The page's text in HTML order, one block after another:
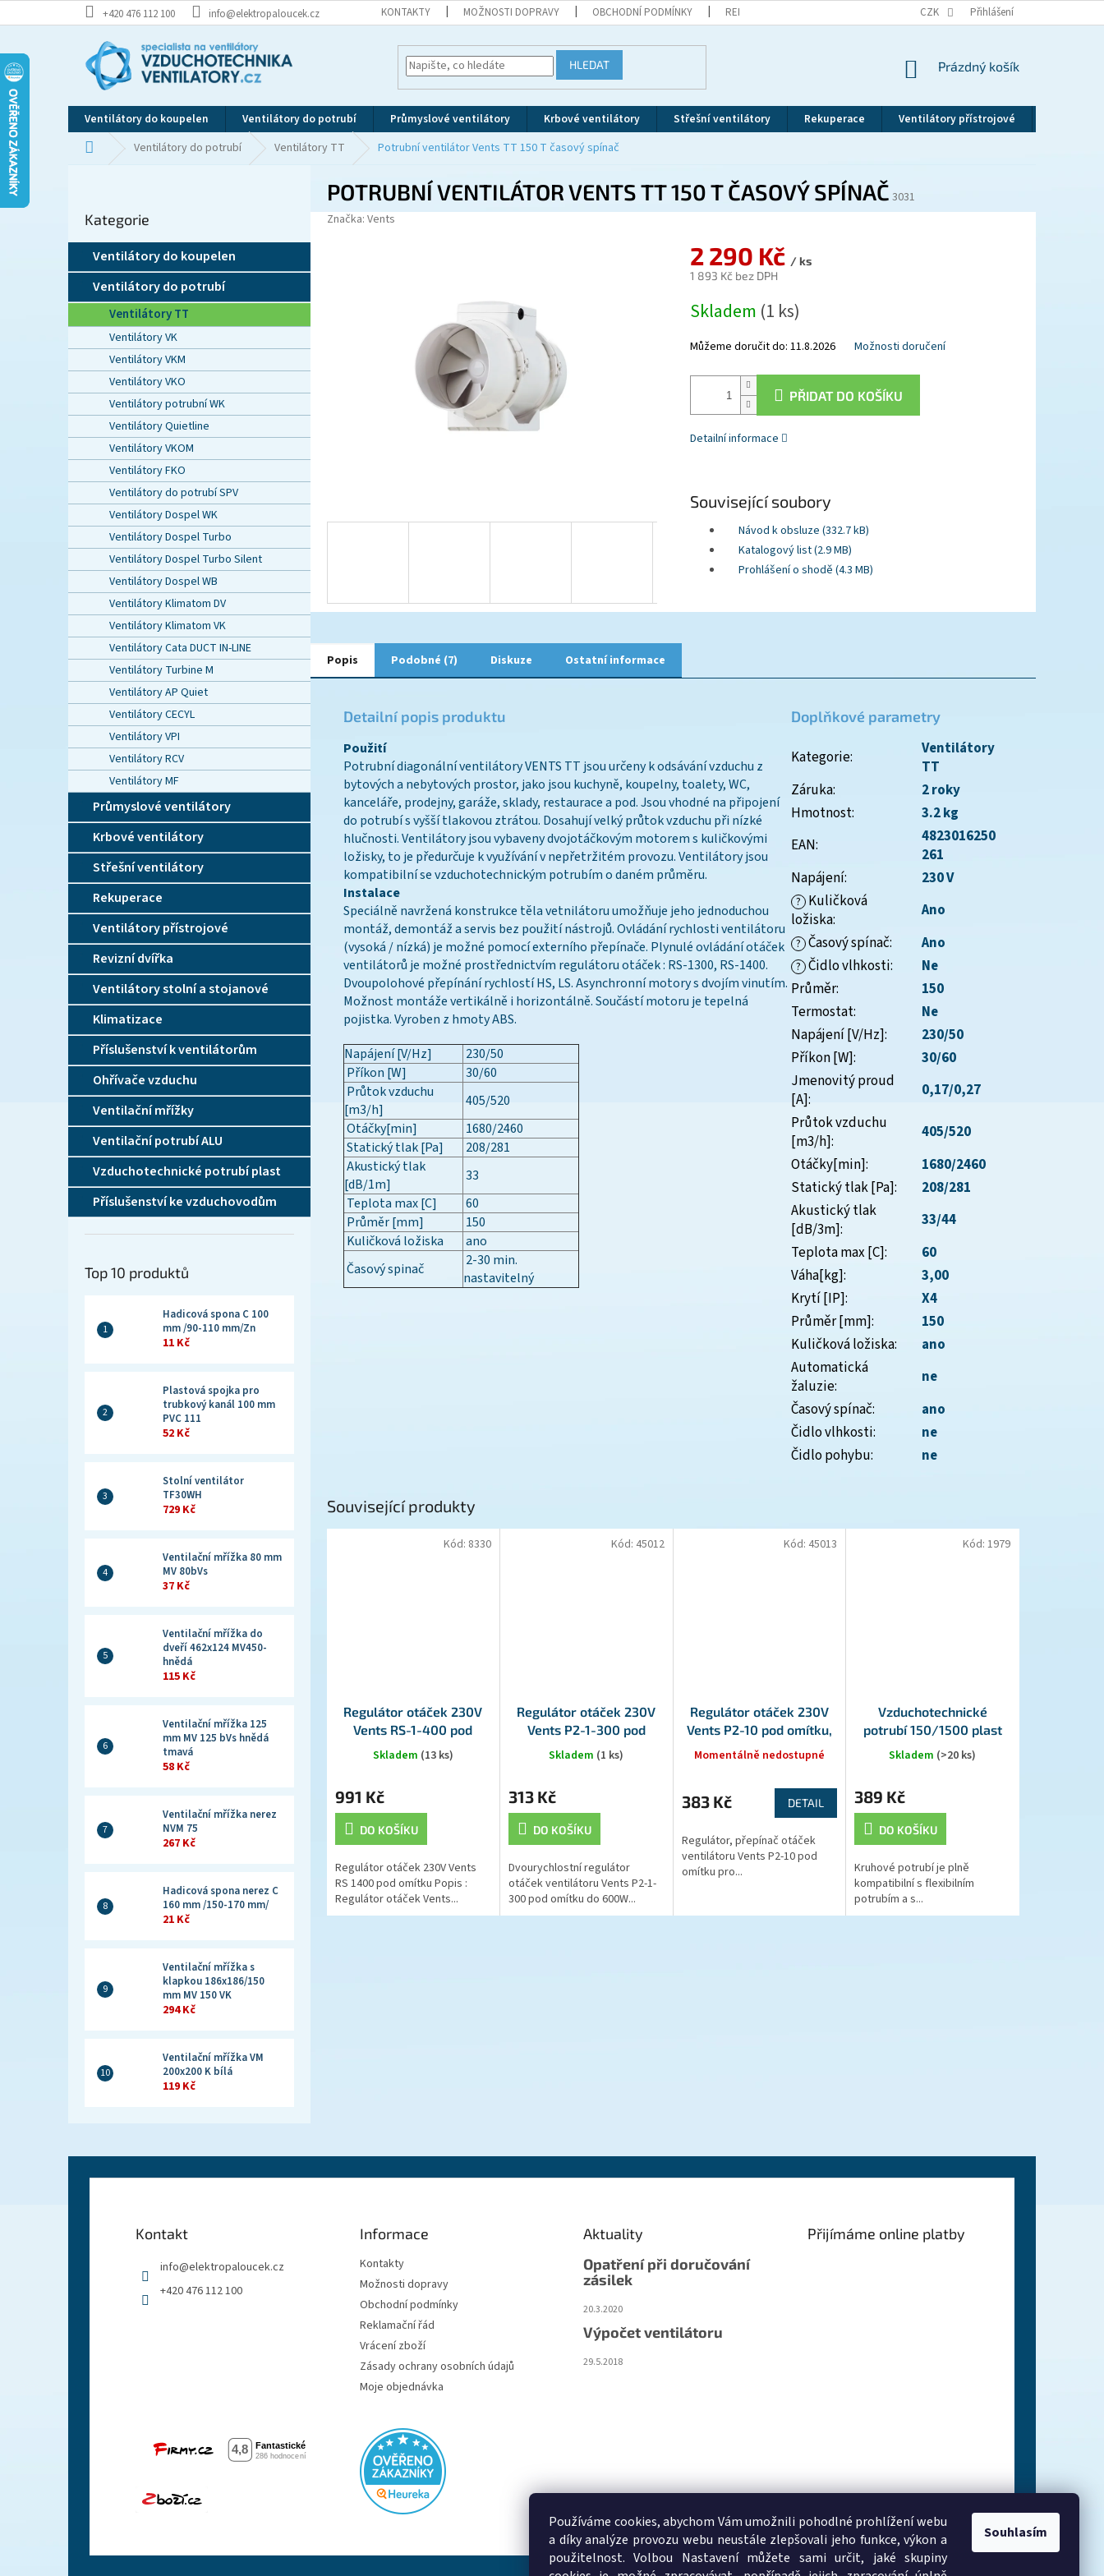
Používáme cookies, abychom Vám umožnili pohodlné prohlížení webu
a díky analýze provozu webu neustále zlepšovali jeho funkce, výkon a
použitelnost. Volbou Nastavení můžete sami určit, jaké skupiny
Souhlasím
na
+420 476 112 100 info@elektropaloucek.cz KONTAKTY MOŽNOSTI DOPRAVY OBCHODNÍ PODMÍNKY REKLAMAČNÍ ŘÁD ZÁSADY OCHRANY OSOBNÍCH
CZK Přihlášení
HLEDAT
NÁKUPNÍ
Prázdný košík
Ventilátory do koupelen Ventilátory do potrubí Průmyslové ventilátory Krbové ventilátory Střešní ventilátory Rekuperace Ventilátory přístrojové
Domů Ventilátory do potrubí Ventilátory TT Potrubní ventilátor Vents TT 150 T časový spínač
r
n
a
n
e
kategorie
Kategorie
Ventilátory do koupelen
Ventilátory do potrubí
Ventilátory TT
Ventilátory VK
Ventilátory VKM
Ventilátory VKO
Ventilátory potrubní WK
Ventilátory Quietline
Ventilátory VKOM
Ventilátory FKO
Ventilátory do potrubí SPV
Ventilátory Dospel WK
Ventilátory Dospel Turbo
Ventilátory Dospel Turbo Silent
Ventilátory Dospel WB
Ventilátory Klimatom DV
Ventilátory Klimatom VK
Ventilátory Cata DUCT IN-LINE
Ventilátory Turbine M
Ventilátory AP Quiet
Ventilátory CECYL
Ventilátory VPI
Ventilátory RCV
Ventilátory MF
Průmyslové ventilátory
Krbové ventilátory
Střešní ventilátory
Rekuperace
Ventilátory přístrojové
Revizní dvířka
Ventilátory stolní a stojanové
Klimatizace
Příslušenství k ventilátorům
Ohřívače vzduchu
Ventilační mřížky
Ventilační potrubí ALU
Vzduchotechnické potrubí plast
Příslušenství ke vzduchovodům
Top 10 produktů
Hadicová spona C 100
mm /90-110 mm/Zn
11 Kč
Plastová spojka pro
trubkový kanál 100 mm
PVC 111
52 Kč
Stolní ventilátor
TF30WH
729 Kč
Ventilační mřížka 80 mm
MV 80bVs
37 Kč
Ventilační mřížka do
dveří 462x124 MV450-
hnědá
115 Kč
Ventilační mřížka 125
mm MV 125 bVs hnědá
tmavá
58 Kč
Ventilační mřížka nerez
NVM 75
267 Kč
Hadicová spona nerez C
160 mm /150-170 mm/
21 Kč
Ventilační mřížka s
klapkou 186x186/150
mm MV 150 VK
294 Kč
Ventilační mřížka VM
200x200 K bílá
119 Kč
POTRUBNÍ VENTILÁTOR VENTS TT 150 T ČASOVÝ SPÍNAČ 3031
Značka: Vents
2 290 Kč / ks
1 893 Kč bez DPH
cena:
Skladem (1 ks)
Můžeme doručit do: 11.8.2026 Možnosti doručení
PŘIDAT DO KOŠÍKU
Detailní informace
Související soubory
Návod k obsluze (332.7 kB)
Katalogový list (2.9 MB)
Prohlášení o shodě (4.3 MB)
Popis Podobné (7) Diskuze Ostatní informace
Detailní popis produktu
Použití
Potrubní diagonální ventilátory VENTS TT jsou určeny k odsávání vzduchu z
bytových a nebytových prostor, jako jsou kuchyně, koupelny, toalety, WC,
kanceláře, prodejny, garáže, sklady, restaurace a pod. Jsou vhodné na připojení
do potrubí s vyšší tlakovou ztrátou. Dosahují velký průtok vzduchu při nízké
hlučnosti. Ventilátory jsou vybaveny dvojotáčkovým motorem s kuličkovými
ložisky, to je předurčuje k využívání v nepřetržitém provozu. Ventilátory jsou
kompatibilní se vzduchotechnickým potrubím o daném průměru.
Instalace
Speciálně navržená konstrukce těla vetnilátoru umožňuje jeho jednoduchou
montáž, demontáž a servis bez použití nástrojů. Ovládání rychlosti ventilátoru
(vysoká / nízká) je možné pomocí externího přepínače. Plynulé ovládání otáček
ventilátorů je možné prostřednictvím regulátoru otáček : RS-1300, RS-1400.
Dvoupolohové přepínání rychlostí HS, LS. Asynchronní motory s dvojím vinutím.
Možnost montáže vertikálně i horizontálně. Součástí motoru je tepelná
pojistka. Vyroben z hmoty ABS.
Napájení [V/Hz]
230/50
Příkon [W]
30/60
Průtok vzduchu
[m3/h]
405/520
Otáčky[min]
1680/2460
Statický tlak [Pa]
208/281
Akustický tlak
[dB/1m]
33
Teplota max [C]
60
Průměr [mm]
150
Kuličková ložiska
ano
Časový spinač
2-30 min.
nastavitelný
Doplňkové parametry
Kategorie:
Ventilátory
TT
Záruka:
2 roky
Hmotnost:
3.2 kg
EAN:
4823016250
261
Napájení: 230 V
? Kuličková
ložiska: Ano
? Časový spínač: Ano
? Čidlo vlhkosti:
Ne
Průměr:
150
Termostat:
Ne
Napájení [V/Hz]:
230/50
Příkon [W]:
30/60
Jmenovitý proud
[A]:
0,17/0,27
Průtok vzduchu
[m3/h]:
405/520
Otáčky[min]:
1680/2460
Statický tlak [Pa]:
208/281
Akustický tlak
[dB/3m]:
33/44
Teplota max [C]:
60
Váha[kg]:
3,00
Krytí [IP]:
X4
Průměr [mm]:
150
Kuličková ložiska:
ano
Automatická
žaluzie:
ne
Časový spínač:
ano
Čidlo vlhkosti:
ne
Čidlo pohybu: ne
Související produkty
Regulátor otáček 230V
Vents RS-1-400 pod
omítku
Skladem (13 ks)
991 Kč
DO KOŠÍKU
Regulátor otáček 230V Vents
RS 1400 pod omítku Popis :
Regulátor otáček Vents...
Kód: 8330
Regulátor otáček 230V
Vents P2-1-300 pod
omítku
Skladem (1 ks)
313 Kč
DO KOŠÍKU
Dvourychlostní regulátor
otáček ventilátoru Vents P2-1-
300 pod omítku do 600W...
Kód: 45012
Regulátor otáček 230V
Vents P2-10 pod omítku,
10A
Momentálně nedostupné
383 Kč DETAIL
Regulátor, přepínač otáček
ventilátoru Vents P2-10 pod
omítku pro...
Kód: 45013
Vzduchotechnické
potrubí 150/1500 plast
Skladem (>20 ks)
389 Kč
DO KOŠÍKU
Kruhové potrubí je plně
kompatibilní s flexibilním
potrubím a s...
Kód: 1979
Kontakt
info@elektropaloucek.cz
+420 476 112 100
Informace
Kontakty
Možnosti dopravy
Obchodní podmínky
Reklamační řád
Vrácení zboží
Zásady ochrany osobních údajů
Moje objednávka
Aktuality
Opatření při doručování
zásilek
20.3.2020
Výpočet ventilátoru
29.5.2018
Přijímáme online platby